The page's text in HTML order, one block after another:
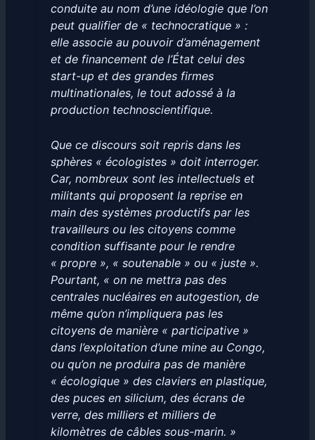
conduite au nom d’une idéologie que l’on
peut qualifier de « technocratique » :
elle associe au pouvoir d’aménagement
et de financement de l’État celui des
start-up et des grandes firmes
multinationales, le tout adossé à la
production technoscientifique.
Que ce discours soit repris dans les
sphères « écologistes » doit interroger.
Car, nombreux sont les intellectuels et
militants qui proposent la reprise en
main des systèmes productifs par les
travailleurs ou les citoyens comme
condition suffisante pour le rendre
« propre », « soutenable » ou « juste ».
Pourtant, « on ne mettra pas des
centrales nucléaires en autogestion, de
même qu’on n’impliquera pas les
citoyens de manière « participative »
dans l’exploitation d’une mine au Congo,
ou qu’on ne produira pas de manière
« écologique » des claviers en plastique,
des puces en silicium, des écrans de
verre, des milliers et milliers de
kilomètres de câbles sous-marin. »